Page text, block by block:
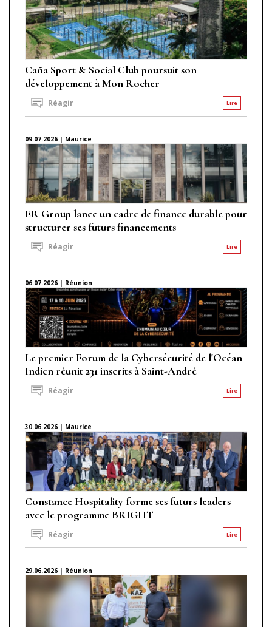
Caña Sport & Social Club poursuit son
développement à Mon Rocher
Lire
Réagir
09.07.2026 | Maurice
ER Group lance un cadre de finance durable pour
structurer ses futurs financements
Lire
Réagir
06.07.2026 | Réunion
Le premier Forum de la Cybersécurité de l'Océan
Indien réunit 231 inscrits à Saint-André
Lire
Réagir
30.06.2026 | Maurice
Constance Hospitality forme ses futurs leaders
avec le programme BRIGHT
Lire
Réagir
29.06.2026 | Réunion